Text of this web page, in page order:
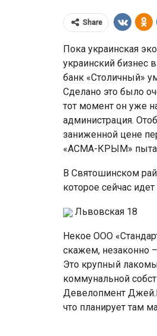
Share
Пока украинская
украинский бизнес
банк «Столичный»
Сделано это было
тот момент он уже
администрация.
заниженной цене
«АСМА-КРЫМ»
В Святошинском
которое сейчас идет
Львовская 18
Некое ООО
скажем, незаконно
Это крупный
коммунальной
Девелопмент
что планирует там